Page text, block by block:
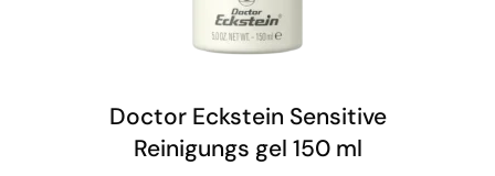
LISÄÄ OSTOSKORIIN
Doctor Eckstein Sensitive
Reinigungs gel 150 ml